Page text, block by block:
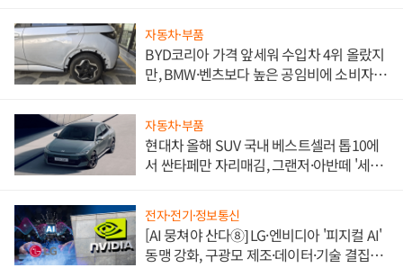
자동차·부품
BYD코리아 가격 앞세워 수입차 4위 올랐지
만, BMW·벤츠보다 높은 공임비에 소비자
자동차·부품
현대차 올해 SUV 국내 베스트셀러 톱10에
서 싼타페만 자리매김, 그랜저·아반떼 '세단
전자·전기·정보통신
[AI 뭉쳐야 산다⑧] LG·엔비디아 '피지컬 AI'
동맹 강화, 구광모 제조·데이터·기술 결집